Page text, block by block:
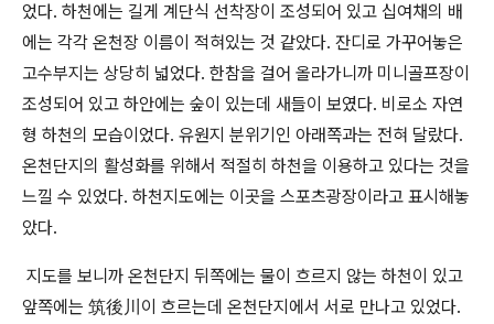
었다. 하천에는 길게 계단식 선착장이 조성되어 있고 십여채의 배
에는 각각 온천장 이름이 적혀있는 것 같았다. 잔디로 가꾸어놓은
고수부지는 상당히 넓었다. 한참을 걸어 올라가니까 미니골프장이
조성되어 있고 하안에는 숲이 있는데 새들이 보였다. 비로소 자연
형 하천의 모습이었다. 유원지 분위기인 아래쪽과는 전혀 달랐다.
온천단지의 활성화를 위해서 적절히 하천을 이용하고 있다는 것을
느낄 수 있었다. 하천지도에는 이곳을 스포츠광장이라고 표시해놓
았다.
지도를 보니까 온천단지 뒤쪽에는 물이 흐르지 않는 하천이 있고
앞쪽에는 筑後川이 흐르는데 온천단지에서 서로 만나고 있었다.